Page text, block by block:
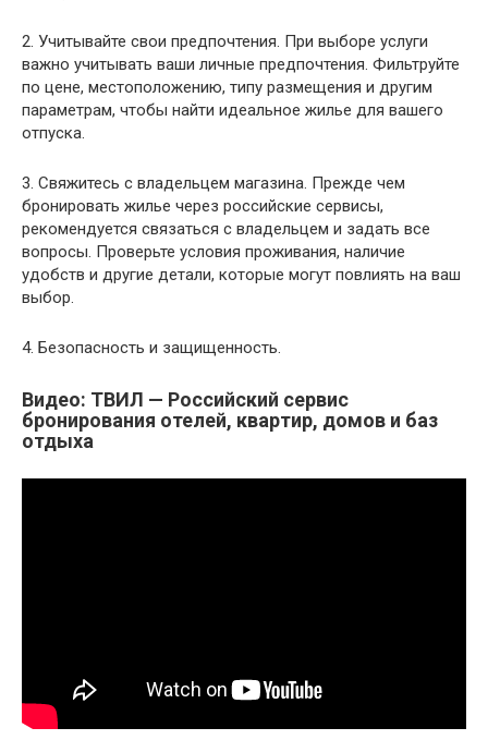
2. Учитывайте свои предпочтения. При выборе услуги
важно учитывать ваши личные предпочтения. Фильтруйте
по цене, местоположению, типу размещения и другим
параметрам, чтобы найти идеальное жилье для вашего
отпуска.
3. Свяжитесь с владельцем магазина. Прежде чем
бронировать жилье через российские сервисы,
рекомендуется связаться с владельцем и задать все
вопросы. Проверьте условия проживания, наличие
удобств и другие детали, которые могут повлиять на ваш
выбор.
4. Безопасность и защищенность.
Видео: ТВИЛ — Российский сервис
бронирования отелей, квартир, домов и баз
отдыха